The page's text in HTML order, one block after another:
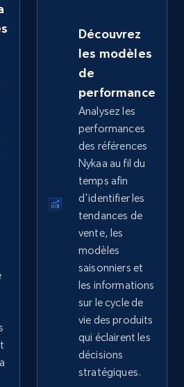
by category
Seller name, Seller rating,
Root category, and
Commencer
Product description,
Images, Variations, and
Commencer
- collects products from
Découvrez
les modèles
de
performance
Analysez les
performances
des références
Nykaa au fil du
temps afin
d'identifier les
tendances de
vente, les
modèles
saisonniers et
les informations
sur le cycle de
vie des produits
qui éclairent les
décisions
stratégiques.